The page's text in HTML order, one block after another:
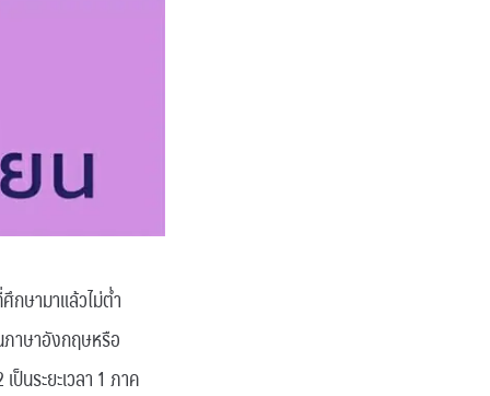
ษามาแล้วไม่ต่ำ
ภาษาอังกฤษหรือ
นระยะเวลา 1 ภาค